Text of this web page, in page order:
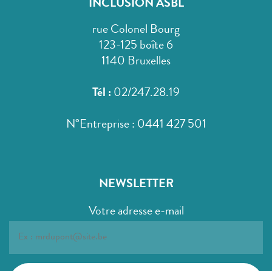
INCLUSION ASBL
rue Colonel Bourg
123-125 boîte 6
1140 Bruxelles
Tél : 02/247.28.19
N°Entreprise : 0441 427 501
NEWSLETTER
Votre adresse e-mail